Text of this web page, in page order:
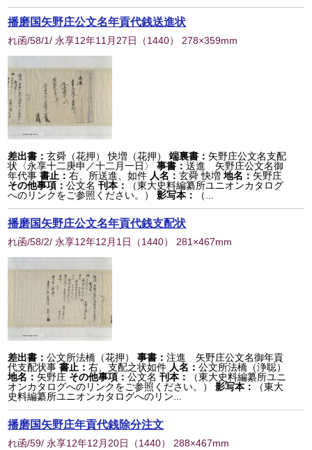
播磨国矢野庄公文名年貢代銭送進状
れ函/58/1/ 永享12年11月27日 （1440） 278×359mm
差出書：玄舜（花押） 快増（花押） 端裏書： 矢野庄公文名支配
状〈永享十二庚申／十二月一日〉
事書：送進 矢野庄公文名御
年代事 書止：右、所送進、如件 人名：玄舜 快増 地名： 矢野庄
その他事項：公文名 刊本：
（東大史料編纂所ユニオンカタログ
へのリンクをご参照ください。）
影写本： （...
播磨国矢野庄公文名年貢代銭支配状
れ函/58/2/ 永享12年12月1日 （1440） 281×467mm
差出書：公文所法橋（花押） 事書：注進 矢野庄公文名御年貢
代支配状事 書止：右、支配之状如件 人名：公文所法橋（浄聡）
地名： 矢野庄 その他事項：公文名 刊本：
（東大史料編纂所ユニ
オンカタログへのリンクをご参照ください。）
影写本：
（東大
史料編纂所ユニオンカタログへのリン...
播磨国矢野庄年貢代銭除分注文
れ函/59/ 永享12年12月20日 （1440） 288×467mm